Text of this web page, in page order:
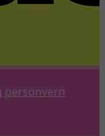
personvern